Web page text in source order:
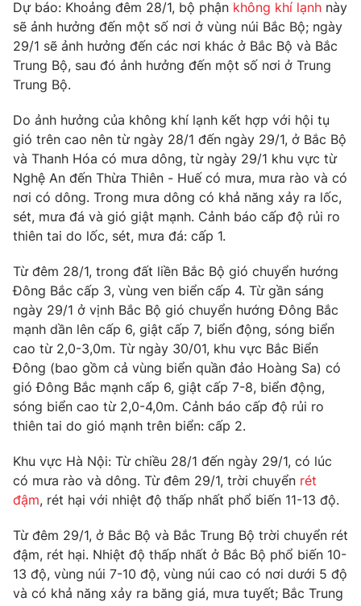
Thế giới
Tin tức
Thế giới đó đây
Kinh tế
Tài chính
Thị trường
Góc doanh nghiệp
Dữ liệu và đời sống
Truyền hình
Phim VTV
Hậu trường
Nhân vật
Khán giả
Giải sao mai
Giải trí
Điện ảnh
Sao
Đời sống
Du lịch
Làm đẹp
Chất lượng cuộc sống
Giáo dục
Tuyển sinh
Học trực tuyến
Công nghệ
Hitech Công nghệ tương lai
Sản phẩm
Thị trường
Tư vấn
Giao lưu trực tuyến
Lịch phát sóng
Chuyên mục khác
Podcast
Photo Infographic
Dự báo: Khoảng đêm 28/1, bộ phận không khí lạnh này
sẽ ảnh hưởng đến một số nơi ở vùng núi Bắc Bộ; ngày
29/1 sẽ ảnh hưởng đến các nơi khác ở Bắc Bộ và Bắc
Trung Bộ, sau đó ảnh hưởng đến một số nơi ở Trung
Trung Bộ.
Do ảnh hưởng của không khí lạnh kết hợp với hội tụ
gió trên cao nên từ ngày 28/1 đến ngày 29/1, ở Bắc Bộ
và Thanh Hóa có mưa dông, từ ngày 29/1 khu vực từ
Nghệ An đến Thừa Thiên - Huế có mưa, mưa rào và có
nơi có dông. Trong mưa dông có khả năng xảy ra lốc,
sét, mưa đá và gió giật mạnh. Cảnh báo cấp độ rủi ro
thiên tai do lốc, sét, mưa đá: cấp 1.
Từ đêm 28/1, trong đất liền Bắc Bộ gió chuyển hướng
Đông Bắc cấp 3, vùng ven biển cấp 4. Từ gần sáng
ngày 29/1 ở vịnh Bắc Bộ gió chuyển hướng Đông Bắc
mạnh dần lên cấp 6, giật cấp 7, biển động, sóng biển
cao từ 2,0-3,0m. Từ ngày 30/01, khu vực Bắc Biển
Đông (bao gồm cả vùng biển quần đảo Hoàng Sa) có
gió Đông Bắc mạnh cấp 6, giật cấp 7-8, biển động,
sóng biển cao từ 2,0-4,0m. Cảnh báo cấp độ rủi ro
thiên tai do gió mạnh trên biển: cấp 2.
Khu vực Hà Nội: Từ chiều 28/1 đến ngày 29/1, có lúc
có mưa rào và dông. Từ đêm 29/1, trời chuyển rét
đậm, rét hại với nhiệt độ thấp nhất phổ biến 11-13 độ.
Từ đêm 29/1, ở Bắc Bộ và Bắc Trung Bộ trời chuyển rét
đậm, rét hại. Nhiệt độ thấp nhất ở Bắc Bộ phổ biến 10-
13 độ, vùng núi 7-10 độ, vùng núi cao có nơi dưới 5 độ
và có khả năng xảy ra băng giá, mưa tuyết; Bắc Trung